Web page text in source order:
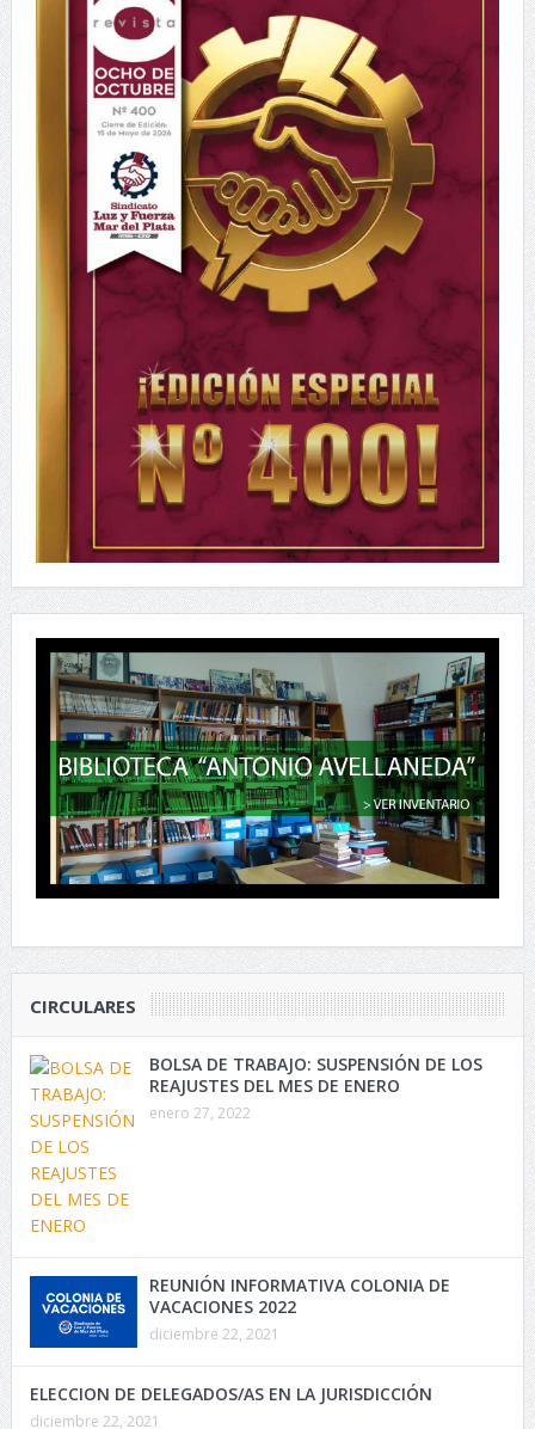
CIRCULARES
BOLSA DE TRABAJO: SUSPENSIÓN DE LOS
REAJUSTES DEL MES DE ENERO
enero 27, 2022
REUNIÓN INFORMATIVA COLONIA DE
VACACIONES 2022
diciembre 22, 2021
ELECCION DE DELEGADOS/AS EN LA JURISDICCIÓN
diciembre 22, 2021